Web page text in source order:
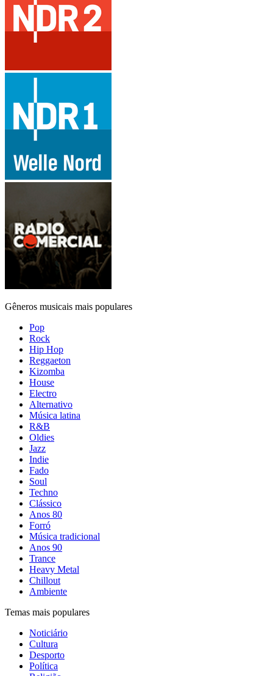
Gêneros musicais mais populares
Pop
Rock
Hip Hop
Reggaeton
Kizomba
House
Electro
Alternativo
Música latina
R&B
Oldies
Jazz
Indie
Fado
Soul
Techno
Clássico
Anos 80
Forró
Música tradicional
Anos 90
Trance
Heavy Metal
Chillout
Ambiente
Temas mais populares
Noticiário
Cultura
Desporto
Política